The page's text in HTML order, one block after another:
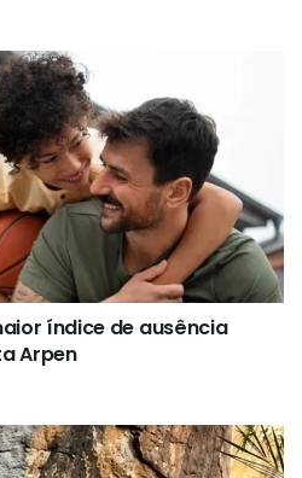
índice de ausência
Arpen